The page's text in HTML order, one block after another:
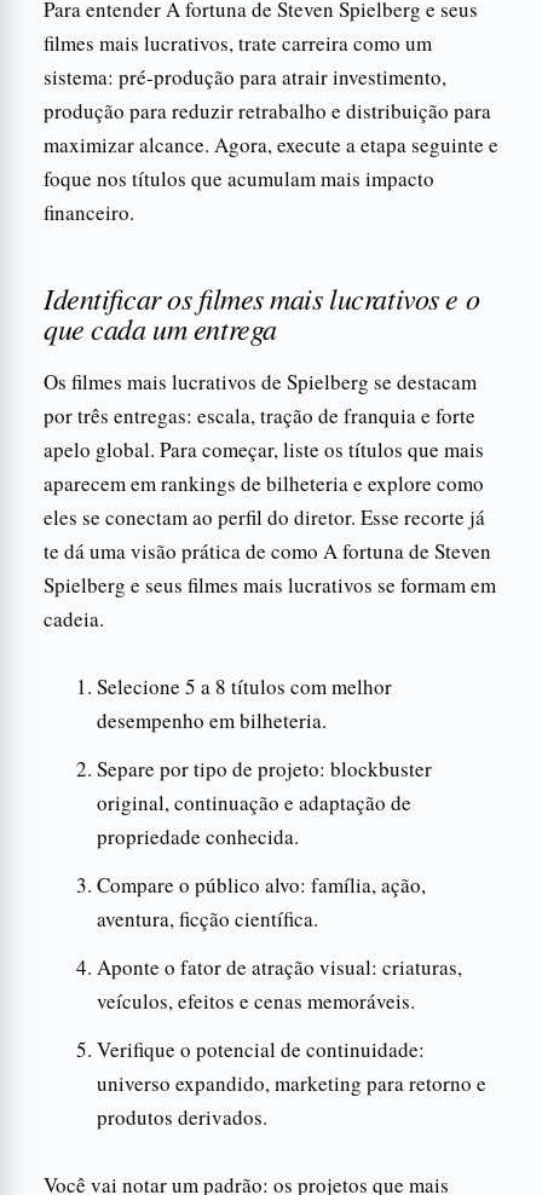
Para entender A fortuna de Steven Spielberg e seus
filmes mais lucrativos, trate carreira como um
sistema: pré-produção para atrair investimento,
produção para reduzir retrabalho e distribuição para
maximizar alcance. Agora, execute a etapa seguinte e
foque nos títulos que acumulam mais impacto
financeiro.
Identificar os filmes mais lucrativos e o
que cada um entrega
Os filmes mais lucrativos de Spielberg se destacam
por três entregas: escala, tração de franquia e forte
apelo global. Para começar, liste os títulos que mais
aparecem em rankings de bilheteria e explore como
eles se conectam ao perfil do diretor. Esse recorte já
te dá uma visão prática de como A fortuna de Steven
Spielberg e seus filmes mais lucrativos se formam em
cadeia.
Selecione 5 a 8 títulos com melhor
desempenho em bilheteria.
Separe por tipo de projeto: blockbuster
original, continuação e adaptação de
propriedade conhecida.
Compare o público alvo: família, ação,
aventura, ficção científica.
Aponte o fator de atração visual: criaturas,
veículos, efeitos e cenas memoráveis.
Verifique o potencial de continuidade:
universo expandido, marketing para retorno e
produtos derivados.
Você vai notar um padrão: os projetos que mais